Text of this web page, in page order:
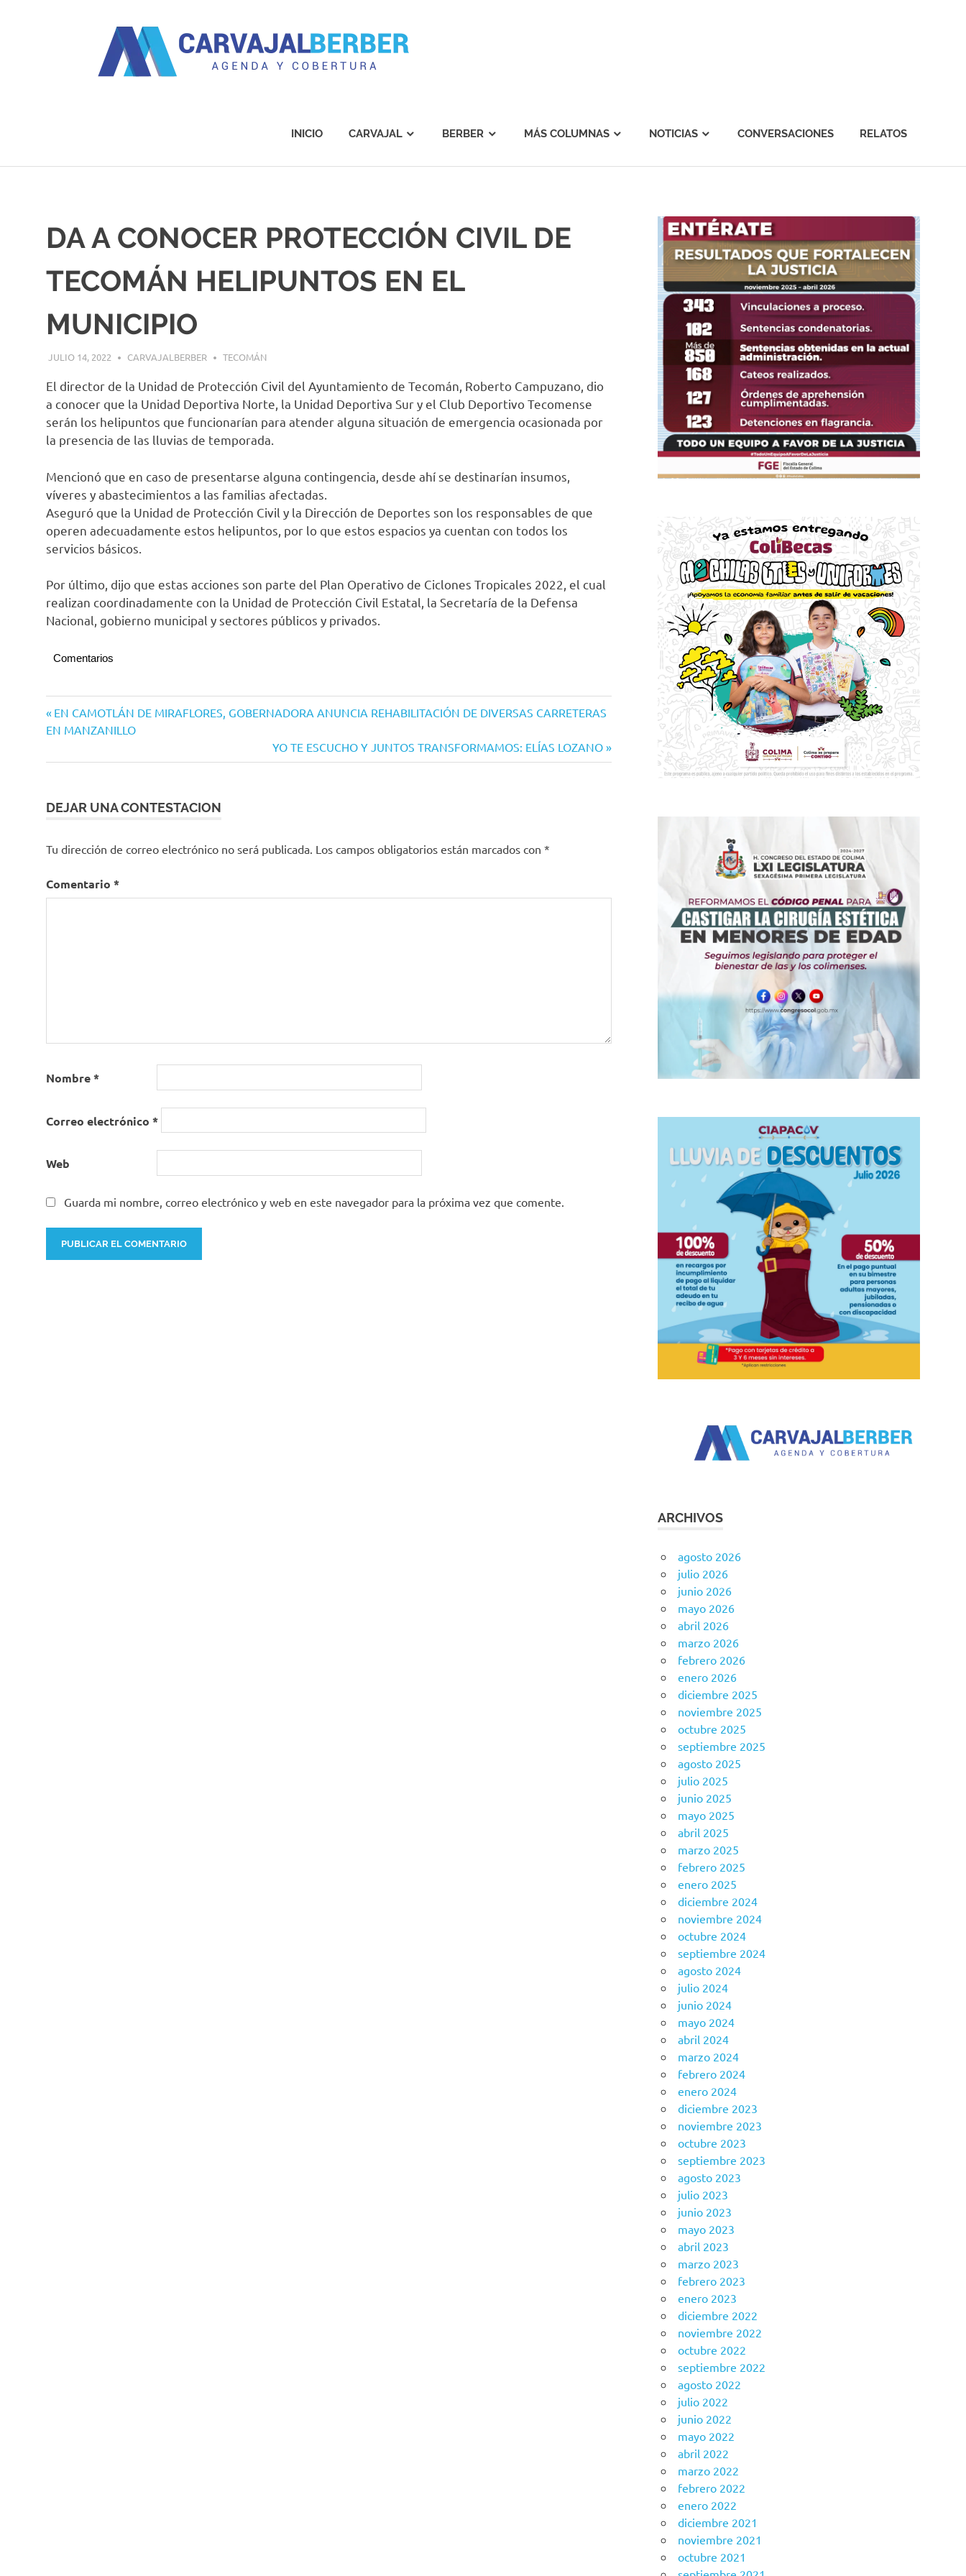
INICIO CARVAJAL BERBER MÁS COLUMNAS NOTICIAS CONVERSACIONES RELATOS
DA A CONOCER PROTECCIÓN CIVIL DE
TECOMÁN HELIPUNTOS EN EL
MUNICIPIO
JULIO 14, 2022 CARVAJALBERBER TECOMÁN
El director de la Unidad de Protección Civil del Ayuntamiento de Tecomán, Roberto Campuzano, dio
a conocer que la Unidad Deportiva Norte, la Unidad Deportiva Sur y el Club Deportivo Tecomense
serán los helipuntos que funcionarían para atender alguna situación de emergencia ocasionada por
la presencia de las lluvias de temporada.
Mencionó que en caso de presentarse alguna contingencia, desde ahí se destinarían insumos,
víveres y abastecimientos a las familias afectadas.
Aseguró que la Unidad de Protección Civil y la Dirección de Deportes son los responsables de que
operen adecuadamente estos helipuntos, por lo que estos espacios ya cuentan con todos los
servicios básicos.
Por último, dijo que estas acciones son parte del Plan Operativo de Ciclones Tropicales 2022, el cual
realizan coordinadamente con la Unidad de Protección Civil Estatal, la Secretaría de la Defensa
Nacional, gobierno municipal y sectores públicos y privados.
Comentarios
Navegación
de
entradas
Entrada
anterior:
EN CAMOTLÁN DE MIRAFLORES, GOBERNADORA ANUNCIA REHABILITACIÓN DE DIVERSAS CARRETERAS
EN MANZANILLO
Siguiente
entrada:
YO TE ESCUCHO Y JUNTOS TRANSFORMAMOS: ELÍAS LOZANO
DEJAR UNA CONTESTACION
Tu dirección de correo electrónico no será publicada. Los campos obligatorios están marcados con *
Comentario *
Nombre*
Correo electrónico *
Web
Guarda mi nombre, correo electrónico y web en este navegador para la próxima vez que comente.
ARCHIVOS
agosto 2026
julio 2026
junio 2026
mayo 2026
abril 2026
marzo 2026
febrero 2026
enero 2026
diciembre 2025
noviembre 2025
octubre 2025
septiembre 2025
agosto 2025
julio 2025
junio 2025
mayo 2025
abril 2025
marzo 2025
febrero 2025
enero 2025
diciembre 2024
noviembre 2024
octubre 2024
septiembre 2024
agosto 2024
julio 2024
junio 2024
mayo 2024
abril 2024
marzo 2024
febrero 2024
enero 2024
diciembre 2023
noviembre 2023
octubre 2023
septiembre 2023
agosto 2023
julio 2023
junio 2023
mayo 2023
abril 2023
marzo 2023
febrero 2023
enero 2023
diciembre 2022
noviembre 2022
octubre 2022
septiembre 2022
agosto 2022
julio 2022
junio 2022
mayo 2022
abril 2022
marzo 2022
febrero 2022
enero 2022
diciembre 2021
noviembre 2021
octubre 2021